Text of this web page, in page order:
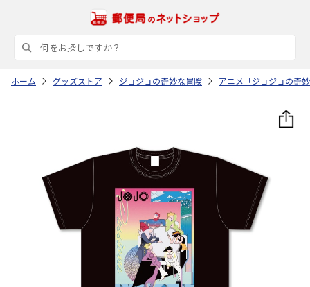
ホーム グッズストア ジョジョの奇妙な冒険 アニメ「ジョジョの奇